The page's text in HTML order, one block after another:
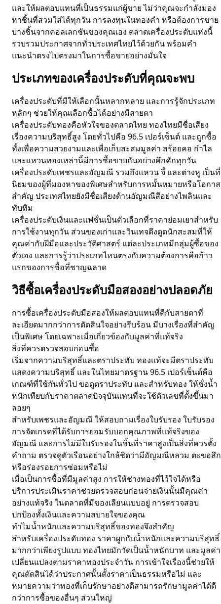
และให้ผลตอบแทนที่เป็นธรรมแก่ผู้ขาย ไม่ว่าคุณจะกำลังมอง
หาชิ้นที่สวมใส่ได้ทุกวัน การลงทุนในทองคำ หรือต้องการขาย
บางชิ้นจากคอลเลกชันของคุณเอง ตลาดเครื่องประดับแห่งนี้
รวบรวมประกาศจากทั่วประเทศไทยไว้ด้วยกัน พร้อมคำ
แนะนำตรงไปตรงมาในการซื้อขายอย่างมั่นใจ
ประเภทของเครื่องประดับที่คุณจะพบ
เครื่องประดับที่มีให้เลือกนั้นหลากหลาย และการรู้จักประเภท
หลักๆ ช่วยให้คุณเลือกซื้อได้อย่างมีสายตา
เครื่องประดับทองคือหัวใจของตลาดไทย ทองไทยมีชื่อเสียง
เรื่องความบริสุทธิ์สูง โดยทั่วไปคือ 96.5 เปอร์เซ็นต์ และถูกซื้อ
ทั้งเพื่อความสวยงามและเพื่อเก็บสะสมมูลค่า สร้อยคอ กำไล
และแหวนทองเหล่านี้มีการซื้อขายกันอย่างคึกคักทุกวัน
เครื่องประดับเพชรและอัญมณี รวมถึงแหวน จี้ และต่างหู เป็นที่
นิยมของผู้ที่มองหาของพิเศษสำหรับการหมั้นหมายหรือโอกาส
สำคัญ ประเทศไทยยังมีชื่อเสียงด้านอัญมณีสีอย่างไพลินและ
ทับทิม
เครื่องประดับเงินและแฟชั่นเป็นตัวเลือกที่ราคาย่อมเยาสำหรับ
การใช้งานทุกวัน ส่วนของเก่าและวินเทจดึงดูดนักสะสมที่ให้
คุณค่ากับฝีมือและประวัติศาสตร์ แต่ละประเภทมีกลุ่มผู้ซื้อของ
ตัวเอง และการรู้ว่าประเภทไหนตรงกับความต้องการคือก้าว
แรกของการซื้อที่ชาญฉลาด
วิธีซื้อเครื่องประดับมือสองอย่างปลอดภัย
การซื้อเครื่องประดับมือสองให้ผลตอบแทนที่ดีกับสายตาที่
ละเอียดมากกว่าการตัดสินใจอย่างรีบร้อน มีบางเรื่องที่สำคัญ
เป็นพิเศษ โดยเฉพาะเมื่อเกี่ยวข้องกับมูลค่าที่แท้จริง
สิ่งที่ควรตรวจสอบก่อนซื้อ
เริ่มจากความบริสุทธิ์และตราประทับ ทองแท้จะมีตราประทับ
แสดงความบริสุทธิ์ และในไทยมาตรฐาน 96.5 เปอร์เซ็นต์คือ
เกณฑ์ที่ใช้กันทั่วไป ขอดูตราประทับ และสำหรับทอง ให้ชั่งน้ำ
หนักเทียบกับราคาตลาดปัจจุบันแทนที่จะใช้ตัวเลขที่ตั้งขึ้นมา
ลอยๆ
สำหรับเพชรและอัญมณี ให้สอบถามเรื่องใบรับรอง ใบรับรอง
การจัดเกรดที่ได้รับการยอมรับบอกคุณภาพที่แท้จริงของ
อัญมณี และการไม่มีใบรับรองในชิ้นที่ราคาสูงเป็นสิ่งที่ควรตั้ง
คำถาม ตรวจดูตัวเรือนอย่างใกล้ชิดว่ามีอัญมณีหลวม ตะขอสึก
หรือร่องรอยการซ่อมหรือไม่
เมื่อเป็นการซื้อที่มีมูลค่าสูง การให้ช่างทองที่ไว้ใจได้หรือ
บริการประเมินราคาช่วยตรวจสอบก่อนจ่ายเงินนั้นมีคุณค่า
อย่างแท้จริง ในตลาดที่มีของเลียนแบบอยู่ การตรวจสอบ
ปกป้องทั้งเงินและความสบายใจของคุณ
ทำไมน้ำหนักและความบริสุทธิ์ของทองจึงสำคัญ
สำหรับเครื่องประดับทอง ราคาผูกกับน้ำหนักและความบริสุทธิ์
มากกว่าเพียงรูปแบบ ทองไทยมักวัดเป็นน้ำหนักบาท และมูลค่า
เปลี่ยนแปลงตามราคาทองประจำวัน การเข้าใจเรื่องนี้ช่วยให้
คุณตัดสินได้ว่าประกาศนั้นตั้งราคาเป็นธรรมหรือไม่ และ
หมายความว่าทองที่เก็บรักษาอย่างดีสามารถรักษามูลค่าได้ดี
กว่าการซื้อของอื่นๆ ส่วนใหญ่